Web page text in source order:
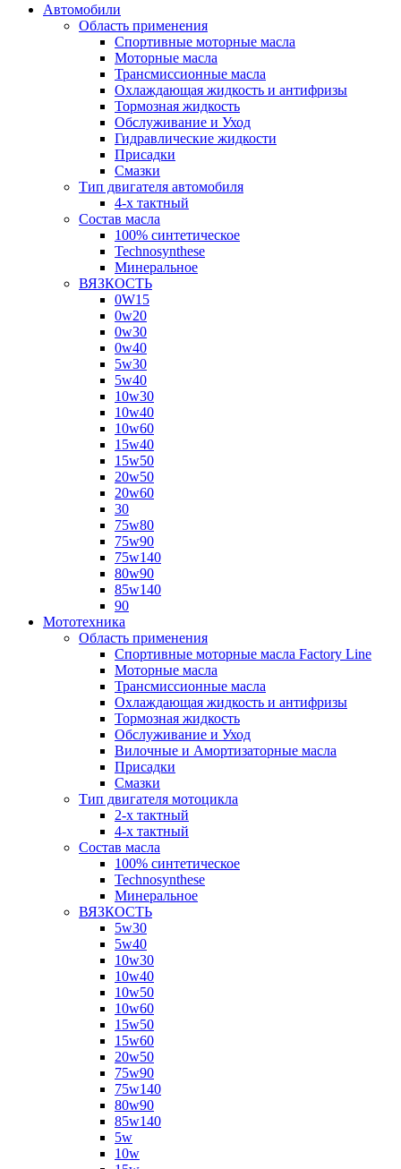
Автомобили
Область применения
Спортивные моторные масла
Моторные масла
Трансмиссионные масла
Охлаждающая жидкость и антифризы
Тормозная жидкость
Обслуживание и Уход
Гидравлические жидкости
Присадки
Смазки
Тип двигателя автомобиля
4-х тактный
Состав масла
100% синтетическое
Technosynthese
Минеральное
ВЯЗКОСТЬ
0W15
0w20
0w30
0w40
5w30
5w40
10w30
10w40
10w60
15w40
15w50
20w50
20w60
30
75w80
75w90
75w140
80w90
85w140
90
Мототехника
Область применения
Спортивные моторные масла Factory Line
Моторные масла
Трансмиссионные масла
Охлаждающая жидкость и антифризы
Тормозная жидкость
Обслуживание и Уход
Вилочные и Амортизаторные масла
Присадки
Смазки
Тип двигателя мотоцикла
2-х тактный
4-х тактный
Состав масла
100% синтетическое
Technosynthese
Минеральное
ВЯЗКОСТЬ
5w30
5w40
10w30
10w40
10w50
10w60
15w50
15w60
20w50
75w90
75w140
80w90
85w140
5w
10w